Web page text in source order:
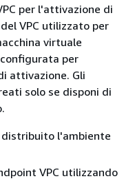
per l'attivazione di
VPC utilizzato per
virtuale
per
attivazione. Gli
solo se disponi di
distribuito l'ambiente
VPC utilizzando